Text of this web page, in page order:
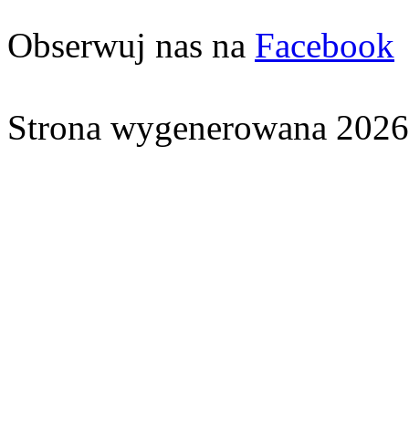
Obserwuj nas na Facebook
Strona wygenerowana